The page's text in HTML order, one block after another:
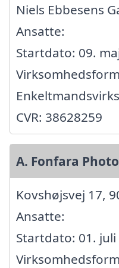
Niels Ebbesens
Ansatte:
Startdato: 09.
CVR: 38628259
A. Fonfara
Kovshøjsvej 17,
Ansatte:
Startdato: 01. juli